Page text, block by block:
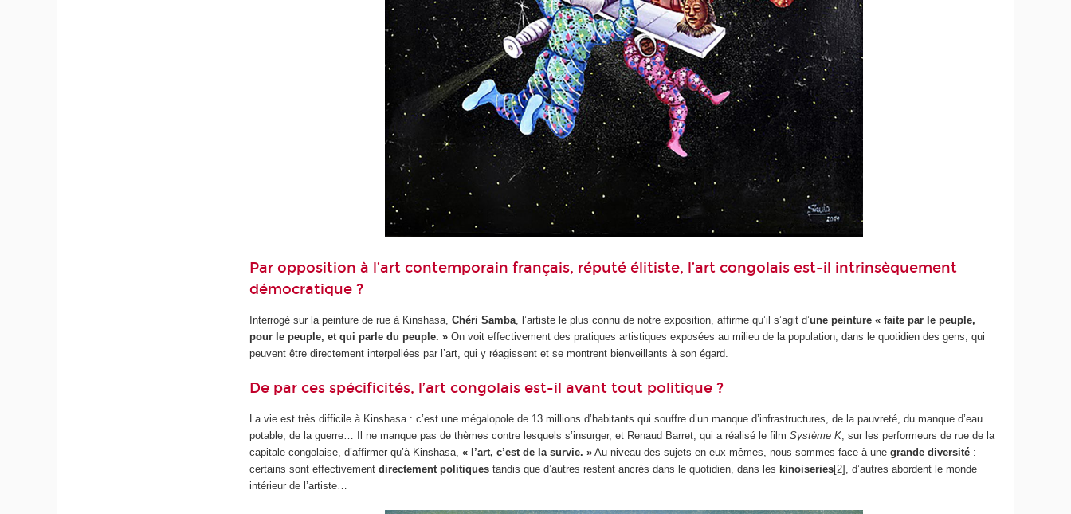
Par opposition à l’art contemporain français, réputé élitiste, l’art congolais est-il intrinsèquement
démocratique ?
Interrogé sur la peinture de rue à Kinshasa,Chéri Samba, l’artiste le plus connu de notre exposition, affirme qu’il s’agit d’une peinture « faite par le peuple,
pour le peuple, et qui parle du peuple. » On voit effectivement des pratiques artistiques exposées au milieu de la population, dans le quotidien des gens, qui
peuvent être directement interpellées par l’art, qui y réagissent et se montrent bienveillants à son égard.
De par ces spécificités, l’art congolais est-il avant tout politique ?
La vie est très difficile à Kinshasa : c’est une mégalopole de 13 millions d’habitants qui souffre d’un manque d’infrastructures, de la pauvreté, du manque d’eau
potable, de la guerre… Il ne manque pas de thèmes contre lesquels s’insurger, et Renaud Barret, qui a réalisé le filmSystème K, sur les performeurs de rue de la
capitale congolaise, d’affirmer qu’à Kinshasa,« l’art, c’est de la survie. » Au niveau des sujets en eux-mêmes, nous sommes face à unegrande diversité :
certains sont effectivementdirectement politiques tandis que d’autres restent ancrés dans le quotidien, dans les kinoiseries[2], d’autres abordent le monde
intérieur de l’artiste…